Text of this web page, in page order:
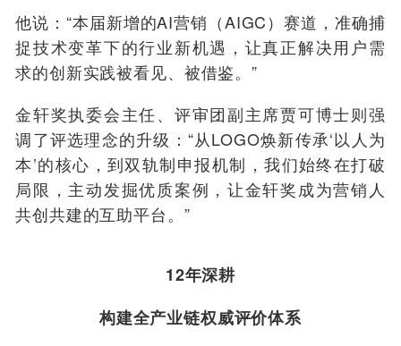
他说：“本届新增的AI营销（AIGC）赛道，准确捕
捉技术变革下的行业新机遇，让真正解决用户需
求的创新实践被看见、被借鉴。”
金轩奖执委会主任、评审团副主席贾可博士则强
调了评选理念的升级：“从LOGO焕新传承‘以人为
本’的核心，到双轨制申报机制，我们始终在打破
局限，主动发掘优质案例，让金轩奖成为营销人
共创共建的互助平台。”
12年深耕
构建全产业链权威评价体系